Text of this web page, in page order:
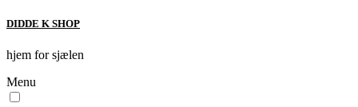
DIDDE K SHOP
hjem for sjælen
Menu